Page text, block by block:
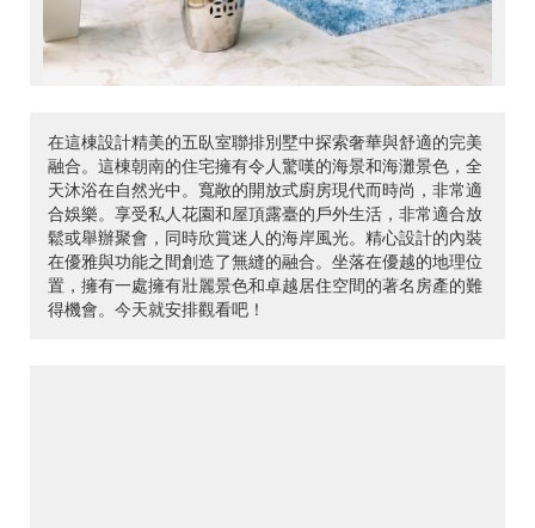
在這棟設計精美的五臥室聯排別墅中探索奢華與舒適的完美
融合。這棟朝南的住宅擁有令人驚嘆的海景和海灘景色，全
天沐浴在自然光中。寬敞的開放式廚房現代而時尚，非常適
合娛樂。享受私人花園和屋頂露臺的戶外生活，非常適合放
鬆或舉辦聚會，同時欣賞迷人的海岸風光。精心設計的內裝
在優雅與功能之間創造了無縫的融合。坐落在優越的地理位
置，擁有一處擁有壯麗景色和卓越居住空間的著名房產的難
得機會。今天就安排觀看吧！